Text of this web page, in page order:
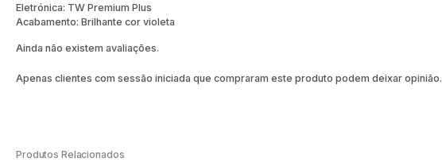
Eletrónica: TW Premium Plus
Acabamento: Brilhante cor violeta
Ainda não existem avaliações.
Apenas clientes com sessão iniciada que compraram este produto podem deixar opinião.
Produtos Relacionados